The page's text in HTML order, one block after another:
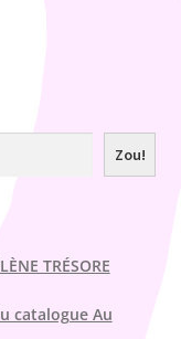
Zou!
TRÉSORE
catalogue Au